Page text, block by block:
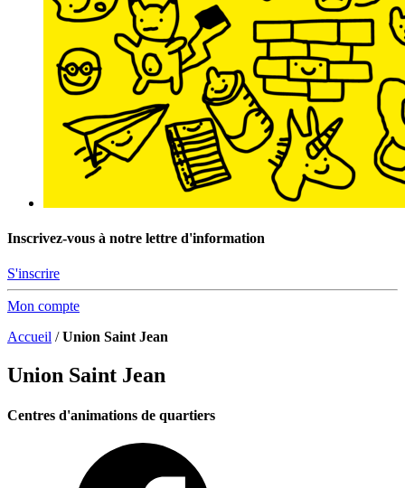
Inscrivez-vous à notre lettre d'information
S'inscrire
Mon compte
Accueil /Union Saint Jean
Union Saint Jean
Centres d'animations de quartiers